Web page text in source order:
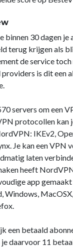
binnen 30 dagen je
terug krijgen als
de service
is dit een
servers om een
protocollen kan
IKEv2,
Je kan een VPN
laten
heeft
app
Windows,
een betaald
daarvoor 11